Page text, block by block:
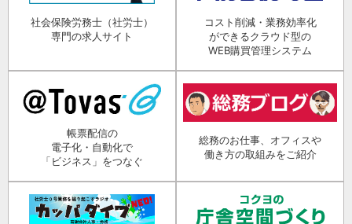
社会保険労務士（社労士）
専門の求人サイト
コスト削減・業務効率化
ができるクラウド型の
WEB購買管理システム
帳票配信の
電子化・自動化で
「ビジネス」をつなぐ
総務のお仕事、オフィスや
働き方の取組みをご紹介